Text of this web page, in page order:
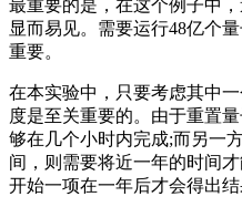
最重要的是，在这个例子中
显而易见。需要运行48亿个
重要。
在本实验中，只要考虑其中
度是至关重要的。由于重置
够在几个小时内完成;而另一
间，则需要将近一年的时间
开始一项在一年后才会得出结